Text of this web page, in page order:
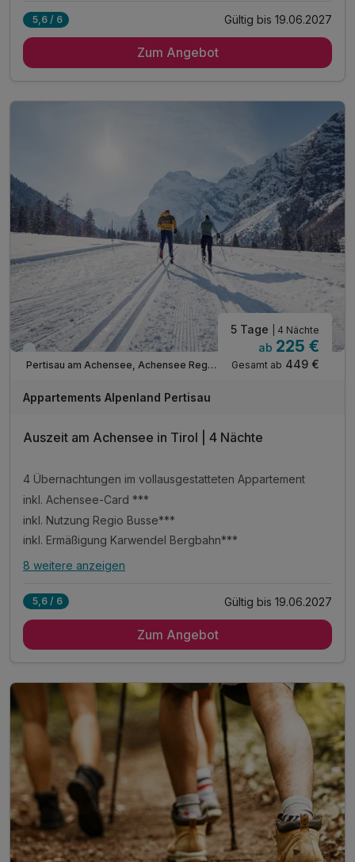
inkl. Achensee-Card ***
inkl. Achensee Wanderprogramm SOMMER***
inkl. Ermäßigung Achenseeschifffahrt SOMMER***
Tipp: Brötchenservice auf Bestellung
Tipp: Achensee wenige Minuten zu Fuß erreichbar
ACHTUNG: Endreinigung & OT nicht inkludiert**
ACHTUNG: Aufpreis 3te & 4te Person*
5,6 / 6 Gültig bis 19.06.2027
Zum Angebot
Viele Termine frei
Pertisau am Achensee, Achensee Region
5 Tage | 4 Nächte
ab 225 €
Gesamt ab 449 €
Appartements Alpenland Pertisau
Auszeit am Achensee in Tirol | 4 Nächte
4 Übernachtungen im vollausgestatteten Appartement
inkl. Achensee-Card ***
inkl. Nutzung Regio Busse***
inkl. Ermäßigung Karwendel Bergbahn***
Alle Inklusivleistungen
inkl. Achensee-Card ***
inkl. Nutzung Langlaufloipen WINTER***
inkl. digitale Gästemappe: Infos zur Region
inkl. Achensee Wanderprogramm SOMMER***
inkl. Ermäßigung Achenseeschifffahrt SOMMER***
Tipp: Brötchenservice auf Bestellung
Tipp: Achensee wenige Minuten zu Fuß erreichbar
ACHTUNG: Endreinigung & OT nicht inkludiert**
ACHTUNG: Aufpreis 3te & 4te Person*
8 weitere anzeigen
5,6 / 6 Gültig bis 19.06.2027
Zum Angebot